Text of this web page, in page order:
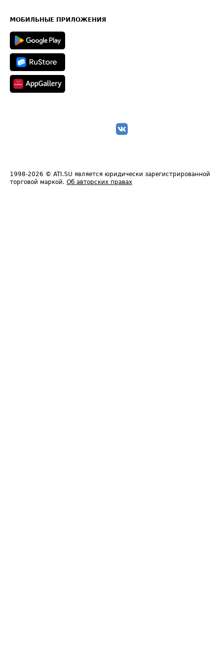
Техническая информация
МОБИЛЬНЫЕ ПРИЛОЖЕНИЯ
1998-2026 © ATI.SU является юридически зарегистрированной
торговой маркой. Об авторских правах